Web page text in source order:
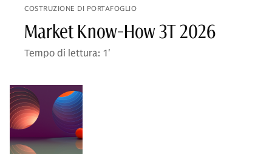
COSTRUZIONE DI PORTAFOGLIO
Market Know-How 3T 2026
Tempo di lettura: 1'